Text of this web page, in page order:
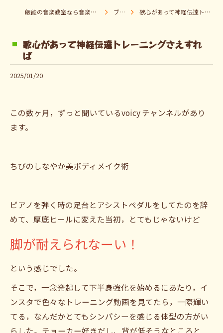
飯能の音楽教室なら音楽童クラブ Pパラダイス ブログ 歌心があって神経伝達トレーニングさえすれば
歌心があって神経伝達トレーニングさえすれ
ば
2025/01/20
この数ヶ月，ずっと聞いているvoicy チャンネルがあり
ます。
ちぴのしなやか美ボディメイク術
ピアノを弾く時の足台とアシストペダルをしてたのを辞
めて、厚底ヒールに変えた当初，とてもじゃないけど
脚が耐えられなーい！
という感じでした。
そこで，一念発起して下半身強化を始めるにあたり，イ
ンスタで色々なトレーニング動画を見てたら，一際輝い
てる，なんだかとてもシンパシーを感じる体型の方がい
らした。チョーカー好きだし、背が低そうなところと